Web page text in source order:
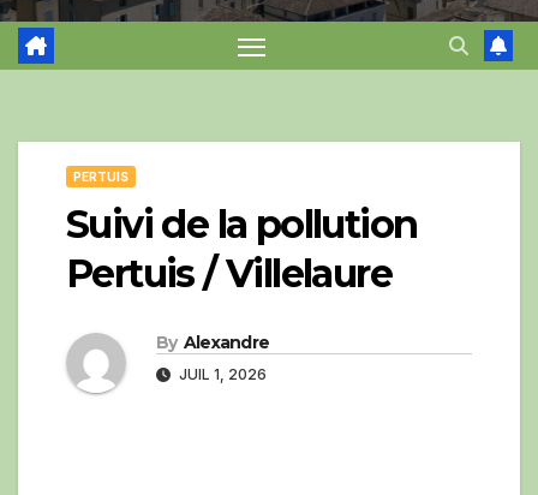
PERTUIS
Suivi de la pollution
Pertuis / Villelaure
By Alexandre
JUIL 1, 2026